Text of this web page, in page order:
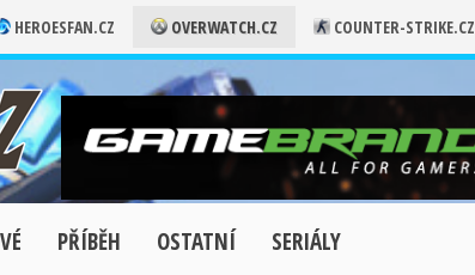
HEROESFAN.CZ OVERWATCH.CZ COUNTER-STRIKE.CZ
PŘÍBĚH OSTATNÍ SERIÁLY